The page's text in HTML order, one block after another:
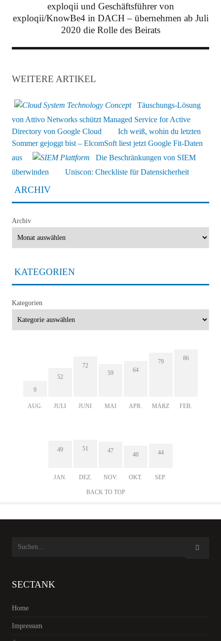
exploqii und Geschäftsführer von
exploqii/KnowBe4 in DACH – übernehmen ab Juli
2020 die Rolle des Beirats
WEITERE ARTIKEL
Täuschungs-Lösung
von Attivo Networks schützt Managed Service for Active
Directory von Google Cloud
Ich weiß, wohin du letzten
Sommer gejoggt bist – ElcomSoft liest jetzt Google Fit-Daten
aus
Die Beschränkungen von SIEM
überwinden
Uniscon: Checkliste für Datensicherheit
ARCHIV
Archiv
KATEGORIEN
Kategorien
9
AUG.
52
JULI
72
JUNI
59
MAI
64
APR.
79
MÄRZ
86
FEB.
49
JAN.
51
DEZ.
47
NOV.
40
OKT.
44
SEP.
BACK TO TOP
SECTANK
Home
Impressum